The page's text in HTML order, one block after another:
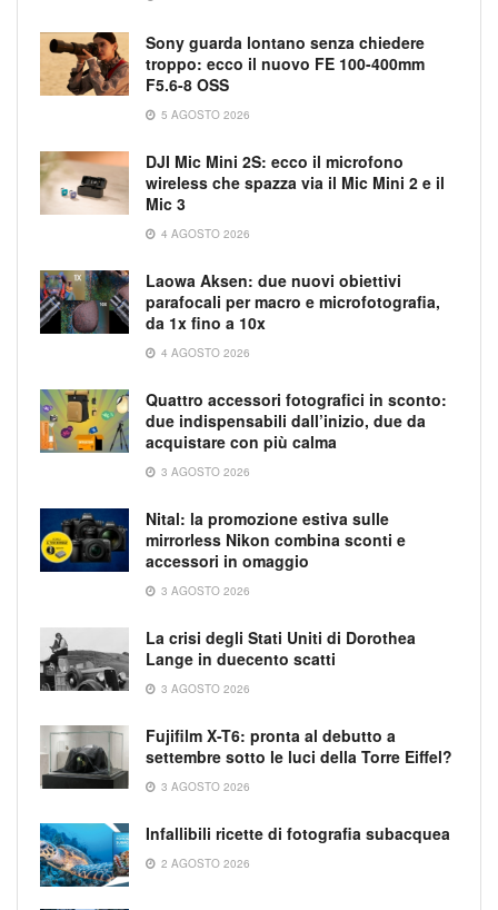
Sony guarda lontano senza chiedere
troppo: ecco il nuovo FE 100-400mm
F5.6-8 OSS
5 AGOSTO 2026
DJI Mic Mini 2S: ecco il microfono
wireless che spazza via il Mic Mini 2 e il
Mic 3
4 AGOSTO 2026
Laowa Aksen: due nuovi obiettivi
parafocali per macro e microfotografia,
da 1x fino a 10x
4 AGOSTO 2026
Quattro accessori fotografici in sconto:
due indispensabili dall’inizio, due da
acquistare con più calma
3 AGOSTO 2026
Nital: la promozione estiva sulle
mirrorless Nikon combina sconti e
accessori in omaggio
3 AGOSTO 2026
La crisi degli Stati Uniti di Dorothea
Lange in duecento scatti
3 AGOSTO 2026
Fujifilm X-T6: pronta al debutto a
settembre sotto le luci della Torre Eiffel?
3 AGOSTO 2026
Infallibili ricette di fotografia subacquea
2 AGOSTO 2026